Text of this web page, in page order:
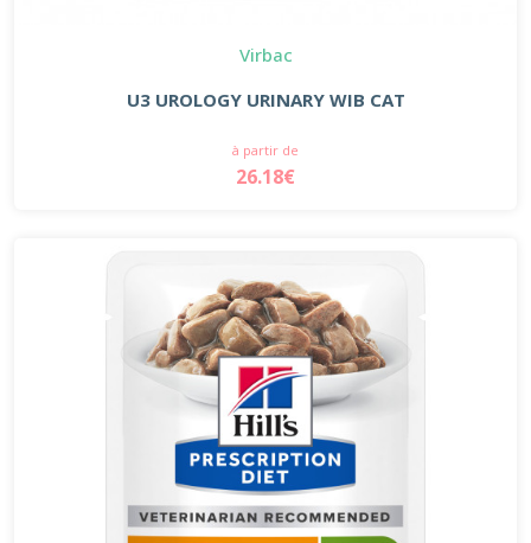
Virbac
U3 UROLOGY URINARY WIB CAT
à partir de
26.18€